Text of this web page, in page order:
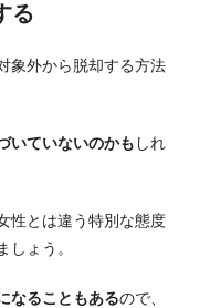
る
象外から脱却する方法
いていないのかも しれ
性とは違う特別な態度
しょう。
なることもあるので、